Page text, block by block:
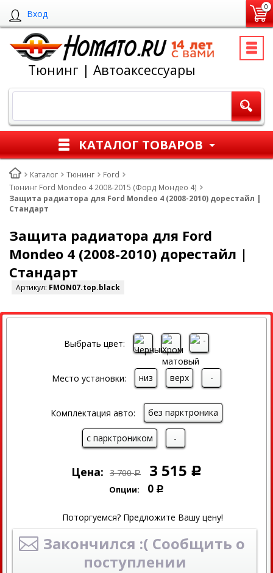
Вход
0
Тюнинг | Автоаксессуары
КАТАЛОГ ТОВАРОВ
Каталог Тюнинг
Ford
Тюнинг Ford Mondeo 4 2008-2015 (Форд Мондео 4)
Защита радиатора для Ford Mondeo 4 (2008-2010) дорестайл |
Стандарт
Защита радиатора для Ford
Mondeo 4 (2008-2010) дорестайл |
Стандарт
Артикул: FMON07.top.black
СКИДКА
Выбрать цвет:
Место установки: низ верх -
Комплектация авто: без парктроника
с парктроником -
Цена: 3 700 Р 3 515 Р
Опции: 0 Р
Поторгуемся? Предложите Вашу цену!
Закончился :( Сообщить о
поступлении